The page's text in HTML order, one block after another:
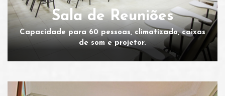
Sala de Reuniões
Capacidade para 60 pessoas, climatizado, caixas
de som e projetor.